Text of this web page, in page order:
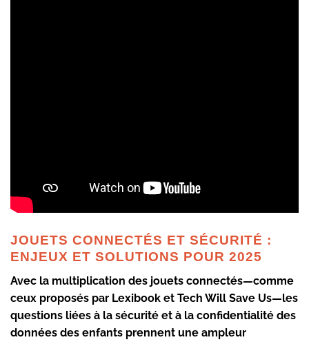
JOUETS CONNECTÉS ET SÉCURITÉ :
ENJEUX ET SOLUTIONS POUR 2025
Avec la multiplication des jouets connectés—comme
ceux proposés par Lexibook et Tech Will Save Us—les
questions liées à la sécurité et à la confidentialité des
données des enfants prennent une ampleur